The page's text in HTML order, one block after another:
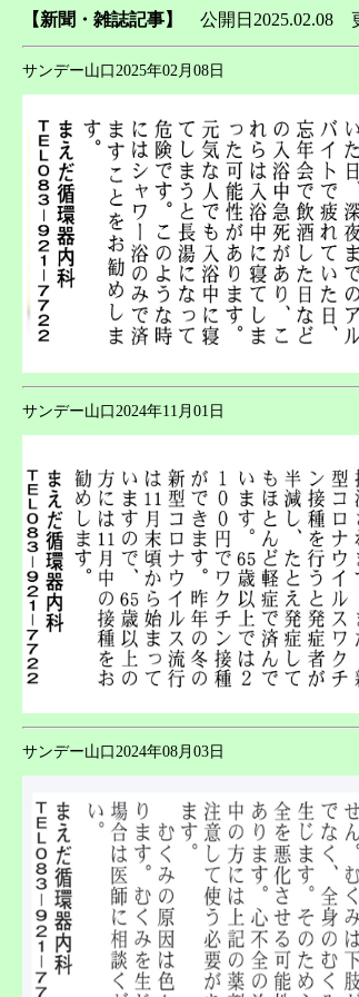
【新聞・雑誌記事】 公開日2025.02.08
サンデー山口2025年02月08日
サンデー山口2024年11月01日
サンデー山口2024年08月03日